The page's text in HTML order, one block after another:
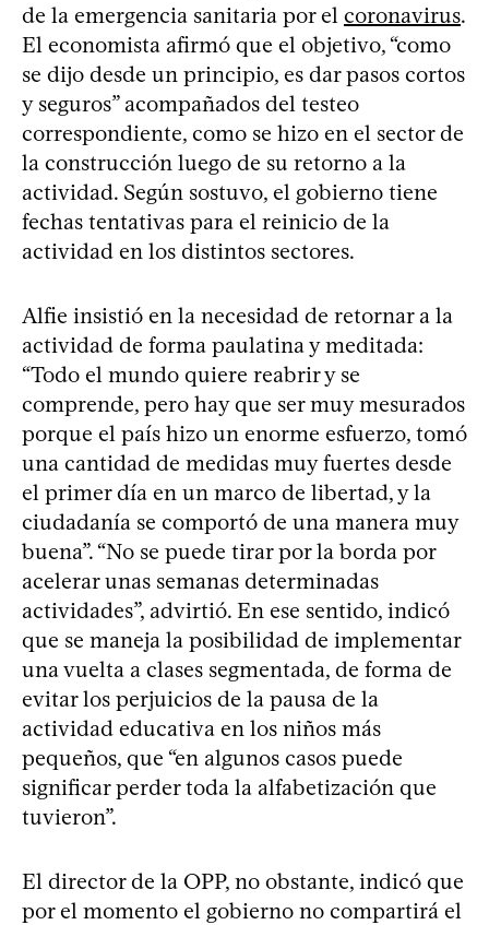
de la emergencia sanitaria por el coronavirus.
El economista afirmó que el objetivo, “como
se dijo desde un principio, es dar pasos cortos
y seguros” acompañados del testeo
correspondiente, como se hizo en el sector de
la construcción luego de su retorno a la
actividad. Según sostuvo, el gobierno tiene
fechas tentativas para el reinicio de la
actividad en los distintos sectores.
Alfie insistió en la necesidad de retornar a la
actividad de forma paulatina y meditada:
“Todo el mundo quiere reabrir y se
comprende, pero hay que ser muy mesurados
porque el país hizo un enorme esfuerzo, tomó
una cantidad de medidas muy fuertes desde
el primer día en un marco de libertad, y la
ciudadanía se comportó de una manera muy
buena”. “No se puede tirar por la borda por
acelerar unas semanas determinadas
actividades”, advirtió. En ese sentido, indicó
que se maneja la posibilidad de implementar
una vuelta a clases segmentada, de forma de
evitar los perjuicios de la pausa de la
actividad educativa en los niños más
pequeños, que “en algunos casos puede
significar perder toda la alfabetización que
tuvieron”.
El director de la OPP, no obstante, indicó que
por el momento el gobierno no compartirá el